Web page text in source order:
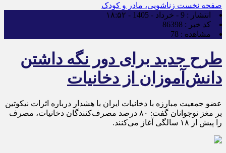
صفحه نخست زناشویی، مادر و کودک
انتشار : 9 - خرداد - 1405 - ۱۸:۵۲
کد خبر : 86398
مشاهده : 78
طرح جدید برای دور نگه داشتن
دانش‌آموزان از دخانیات
عضو جمعیت مبارزه با دخانیات ایران با هشدار درباره اثرات نیکوتین
بر مغز نوجوانان گفت: ۸۰ درصد مصرف‌کنندگان دخانیات، مصرف
را پیش از ۱۸ سالگی آغاز می‌کنند.